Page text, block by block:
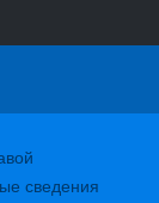
сведения